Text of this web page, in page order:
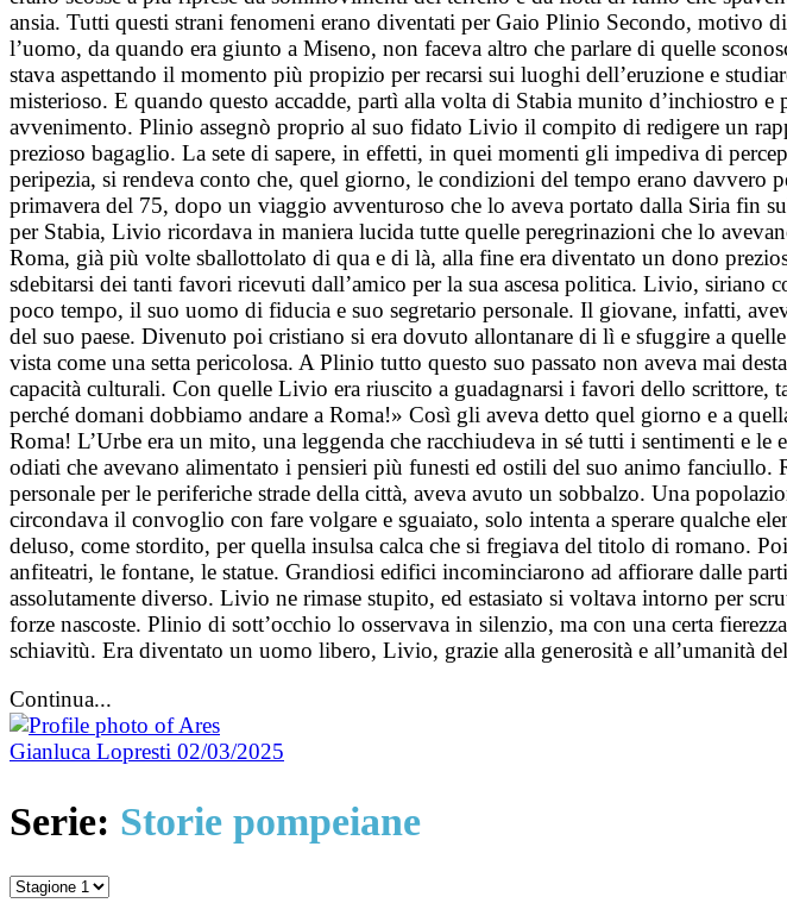
ansia. Tutti questi strani fenomeni erano diventati per Gaio Plinio Secondo, motivo
l’uomo, da quando era giunto a Miseno, non faceva altro che parlare di quelle
stava aspettando il momento più propizio per recarsi sui luoghi dell’eruzione e
misterioso. E quando questo accadde, partì alla volta di Stabia munito d’inchiostro
avvenimento. Plinio assegnò proprio al suo fidato Livio il compito di redigere un
prezioso bagaglio. La sete di sapere, in effetti, in quei momenti gli impediva di
peripezia, si rendeva conto che, quel giorno, le condizioni del tempo erano davvero
primavera del 75, dopo un viaggio avventuroso che lo aveva portato dalla Siria fin
per Stabia, Livio ricordava in maniera lucida tutte quelle peregrinazioni che lo
Roma, già più volte sballottolato di qua e di là, alla fine era diventato un dono
sdebitarsi dei tanti favori ricevuti dall’amico per la sua ascesa politica. Livio,
poco tempo, il suo uomo di fiducia e suo segretario personale. Il giovane, infatti,
del suo paese. Divenuto poi cristiano si era dovuto allontanare di lì e sfuggire a
vista come una setta pericolosa. A Plinio tutto questo suo passato non aveva mai
capacità culturali. Con quelle Livio era riuscito a guadagnarsi i favori dello
perché domani dobbiamo andare a Roma!» Così gli aveva detto quel giorno e a
Roma! L’Urbe era un mito, una leggenda che racchiudeva in sé tutti i sentimenti e
odiati che avevano alimentato i pensieri più funesti ed ostili del suo animo
personale per le periferiche strade della città, aveva avuto un sobbalzo. Una
circondava il convoglio con fare volgare e sguaiato, solo intenta a sperare qualche
deluso, come stordito, per quella insulsa calca che si fregiava del titolo di romano.
anfiteatri, le fontane, le statue. Grandiosi edifici incominciarono ad affiorare dalle
assolutamente diverso. Livio ne rimase stupito, ed estasiato si voltava intorno per
forze nascoste. Plinio di sott’occhio lo osservava in silenzio, ma con una certa
schiavitù. Era diventato un uomo libero, Livio, grazie alla generosità e all’umanità
Continua...
Gianluca Lopresti 02/03/2025
Serie: Storie pompeiane